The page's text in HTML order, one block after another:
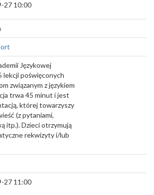
27 10:00
Językowej
lekcji poświęconych
związanym z językiem
trwa 45 minut i jest
której towarzyszy
(z pytaniami,
itp.). Dzieci otrzymują
rekwizyty i/lub
27 11:00